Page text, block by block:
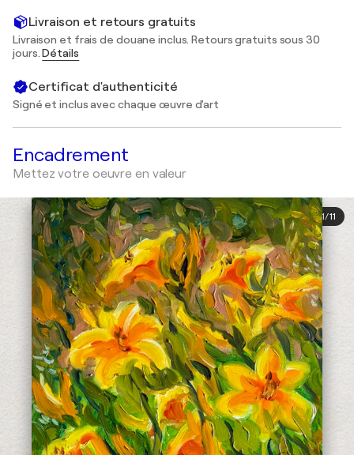
Livraison et retours gratuits
Livraison et frais de douane inclus. Retours gratuits sous 30
jours.Détails
Certificat d'authenticité
Signé et inclus avec chaque œuvre d'art
Encadrement
Mettez votre oeuvre en valeur
1/11